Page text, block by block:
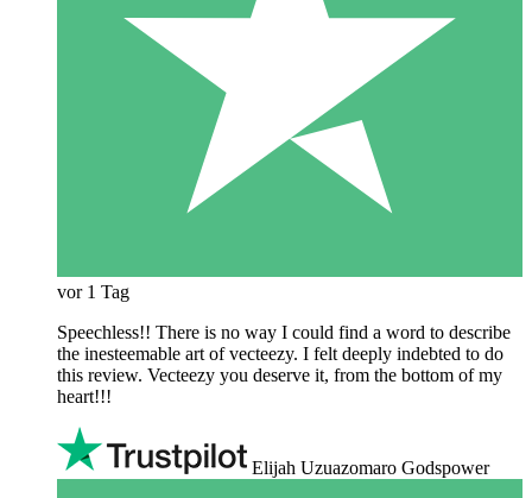
vor 1 Tag
Speechless!! There is no way I could find a word to describe
the inesteemable art of vecteezy. I felt deeply indebted to do
this review. Vecteezy you deserve it, from the bottom of my
heart!!!
Elijah Uzuazomaro Godspower